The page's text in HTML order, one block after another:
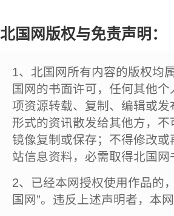
北国网版权与免责声明：
1、北国网所有内容的版权均
国网的书面许可，任何其他
项资源转载、复制、编辑或
形式的资讯散发给其他方，
镜像复制或保存；不得修改
站信息资料，必需取得北国
2、已经本网授权使用作品的
国网”。违反上述声明者，本